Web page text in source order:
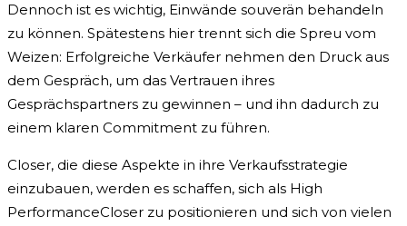
Dennoch ist es wichtig, Einwände souverän behandeln
zu können. Spätestens hier trennt sich die Spreu vom
Weizen: Erfolgreiche Verkäufer nehmen den Druck aus
dem Gespräch, um das Vertrauen ihres
Gesprächspartners zu gewinnen – und ihn dadurch zu
einem klaren Commitment zu führen.
Closer, die diese Aspekte in ihre Verkaufsstrategie
einzubauen, werden es schaffen, sich als High
PerformanceCloser zu positionieren und sich von vielen